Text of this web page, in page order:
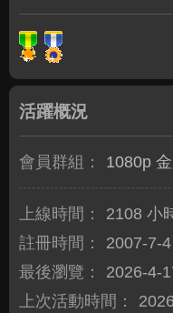
活躍概況
會員群組： 1080p
上線時間：
2108 小
註冊時間：
2007-7-
最後瀏覽：
2026-4-
上次活動時間：